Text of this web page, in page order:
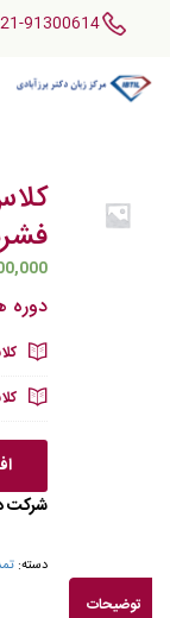
91300614
دوره
شرکت
دسته:
توضیحات